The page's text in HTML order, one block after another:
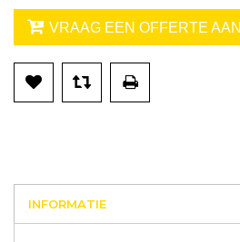
VRAAG EEN OFFERTE AAN
INFORMATIE